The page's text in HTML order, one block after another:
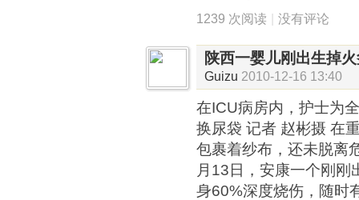
1239 次阅读 | 没有评论
陕西一婴儿刚出生掉
Guizu 2010-12-16 13:40
在ICU病房内，护士为
换尿袋 记者 赵彬摄 在
包裹着纱布，还未脱离
月13日，安康一个刚刚
身60%深度烧伤，随时